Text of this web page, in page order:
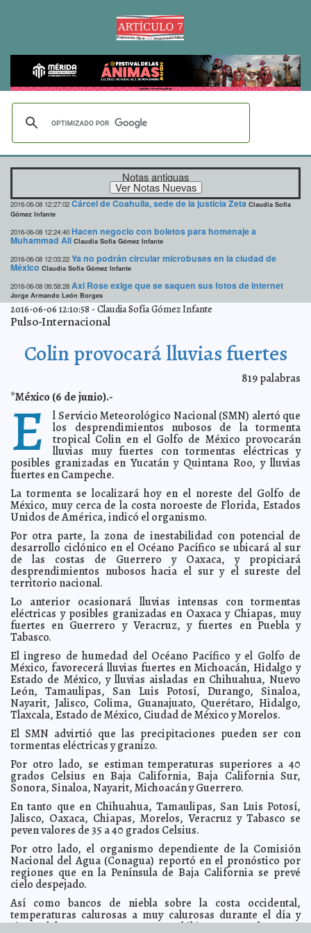
Notas antiguas
2016-06-08 12:27:02 Cárcel de Coahuila, sede de la justicia Zeta Claudia Sofía
Gómez Infante
2016-06-08 12:24:40 Hacen negocio con boletos para homenaje a
Muhammad Ali Claudia Sofía Gómez Infante
2016-06-08 12:03:22 Ya no podrán circular microbuses en la ciudad de
México Claudia Sofía Gómez Infante
2016-06-08 06:58:28 Axl Rose exige que se saquen sus fotos de internet
Jorge Armando León Borges
2016-06-08 06:51:26 Muerden a Alejandro Fernández Jorge Armando León Borges
Belinda lamenta declaraciones de Trump
2016-06-08 06:48:15 Sigue en pie la Reforma Educativa: Nuño Claudia Sofía
Claudia Sofía
Gómez Infante
2016-06-07 11:28:25 Polipíldora sirve para tratar infartos Carmen Alicia Briceño
Sánchez
2016-06-07 11:26:54 Nuño reitera que no habrá diálogo con CNTE hasta que
regresen a clases Jorge Armando León Borges
2016-06-07 11:22:25 Publican nueva norma de verificación
Claudia Sofía Gómez
Infante
2016-06-07 11:19:34 Hackean cuenta de la NFL Claudia Sofía Gómez Infante
2016-06-07 11:16:45 Muere el guionista Peter Shaffer
2016-06-07 11:13:24 Fan de Juan Gabriel burla seguridad para estar cerca
de él Carmen Alicia Briceño Sánchez
2016-06-07 11:11:20 McCartney admite que fue racista Claudia Sofía Gómez Infante
2016-06-07 11:09:21 Julión Álvarez se defiende acusaciones de
empresarios Jorge Armando León Borges
2016-06-07 11:06:48 Beyoncé es nombrada Icono de la Moda Claudia Sofía
Gómez Infante
2016-06-07 11:04:26 Yunes asegura que Javier Duarte terminará en la cárcel
Eduardo Ignacio Ramos Pérez
2016-06-07 11:02:25 EPN reafirma compromiso con la libertad de expresión
Eduardo Ignacio Ramos Pérez
2016-06-07 10:59:15 Hollande refrenda lucha contra el terrorismo
Eduardo
Ignacio Ramos Pérez
2016-06-07 10:53:00 Hospitalizan a Silvio Berlusconi Claudia Sofía Gómez Infante
2016-06-07 10:49:59 Alerta en el Sureste por tormenta tropical Eduardo Ignacio
Ramos Pérez
2016-06-07 10:48:32 Pronóstico de lluvias para los próximos meses Jorge
Armando León Borges
2016-06-07 10:46:17 España acusaría a Neymar de fraude Jorge Armando León
2016-06-07 10:42:36 ¿Qué candidatos independientes ganaron? Eduardo
Ignacio Ramos Pérez
2016-06-07 10:38:43 México es solución para EE.UU: Canciller mexicana
Claudia Sofía Gómez Infante
2016-06-07 10:36:52 Chiapas activa protocolo para prevenir ciclón Claudia
Sofía Gómez Infante
2016-06-07 10:33:26 Liberarían a implicados en fuga de El Chapo Claudia Sofía
Gómez Infante
Anahí, lista para ser madre
2016-06-06 12:10:58 -Claudia Sofía Gómez Infante
Pulso-Internacional
Colin provocará lluvias fuertes
819palabras
*México (6 de junio).-
E l Servicio Meteorológico Nacional (SMN) alertó que
los desprendimientos nubosos de la tormenta
tropical Colin en el Golfo de México provocarán
lluvias muy fuertes con tormentas eléctricas y
posibles granizadas en Yucatán y Quintana Roo, y lluvias
fuertes en Campeche.
La tormenta se localizará hoy en el noreste del Golfo de
México, muy cerca de la costa noroeste de Florida, Estados
Unidos de América, indicó el organismo.
Por otra parte, la zona de inestabilidad con potencial de
desarrollo ciclónico en el Océano Pacífico se ubicará al sur
de las costas de Guerrero y Oaxaca, y propiciará
desprendimientos nubosos hacia el sur y el sureste del
territorio nacional.
Lo anterior ocasionará lluvias intensas con tormentas
eléctricas y posibles granizadas en Oaxaca y Chiapas, muy
fuertes en Guerrero y Veracruz, y fuertes en Puebla y
Tabasco.
El ingreso de humedad del Océano Pacífico y el Golfo de
México, favorecerá lluvias fuertes en Michoacán, Hidalgo y
Estado de México, y lluvias aisladas en Chihuahua, Nuevo
León, Tamaulipas, San Luis Potosí, Durango, Sinaloa,
Nayarit, Jalisco, Colima, Guanajuato, Querétaro, Hidalgo,
Tlaxcala, Estado de México, Ciudad de México y Morelos.
El SMN advirtió que las precipitaciones pueden ser con
tormentas eléctricas y granizo.
Por otro lado, se estiman temperaturas superiores a 40
grados Celsius en Baja California, Baja California Sur,
Sonora, Sinaloa, Nayarit, Michoacán y Guerrero.
En tanto que en Chihuahua, Tamaulipas, San Luis Potosí,
Jalisco, Oaxaca, Chiapas, Morelos, Veracruz y Tabasco se
peven valores de 35 a 40 grados Celsius.
Por otro lado, el organismo dependiente de la Comisión
Nacional del Agua (Conagua) reportó en el pronóstico por
regiones que en la Península de Baja California se prevé
cielo despejado.
Así como bancos de niebla sobre la costa occidental,
temperaturas calurosas a muy calurosas durante el día y
viento del oeste y noroeste 20 a 35 kilómetros por hora con